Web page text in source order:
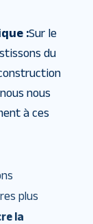
:Sur le
du
nous
à ces
plus
la